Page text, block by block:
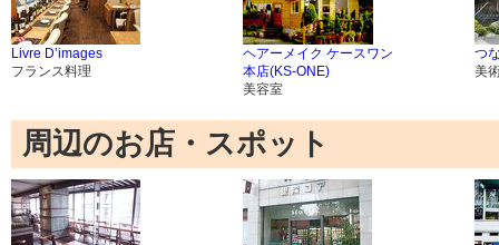
Livre D’images
フランス料理
ヘアーメイク ケースワン
本店(KS-ONE)
美容室
つ
美
周辺のお店・スポット